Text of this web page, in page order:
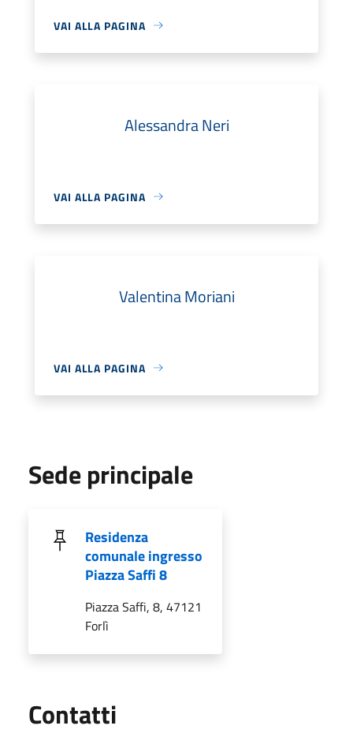
VAI ALLA PAGINA
Alessandra Neri
VAI ALLA PAGINA
Valentina Moriani
VAI ALLA PAGINA
Sede principale
Residenza
comunale ingresso
Piazza Saffi 8
Piazza Saffi, 8, 47121
Forlì
Contatti